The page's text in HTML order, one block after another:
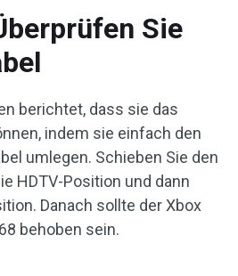
Sie
berichtet, dass sie das
indem sie einfach den
umlegen. Schieben Sie den
HDTV-Position und dann
Danach sollte der Xbox
behoben sein.